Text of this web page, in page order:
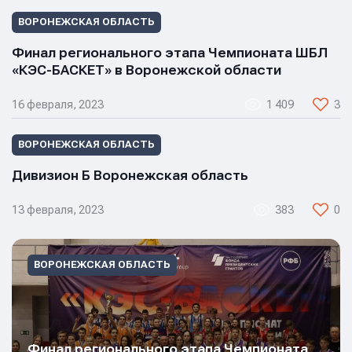
ВОРОНЕЖСКАЯ ОБЛАСТЬ
Финал регионального этапа Чемпионата ШБЛ
«КЭС-БАСКЕТ» в Воронежской области
16 февраля, 2023 1 409 3
ВОРОНЕЖСКАЯ ОБЛАСТЬ
Дивизион Б Воронежская область
13 февраля, 2023 383 0
ВОРОНЕЖСКАЯ ОБЛАСТЬ
Имя
E-mail
Телефон
Сообщение
Имя
E-mail
Телефон
Сообщение
Имя
Телефон
Сообщение